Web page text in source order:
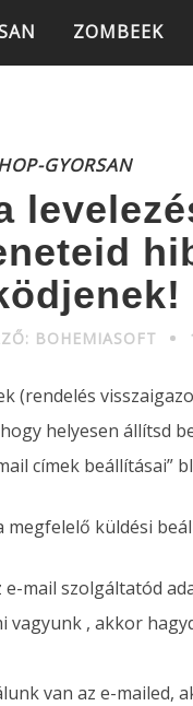
ZOMBEEK
GYORSAN
BOHEMIASOFT
(rendelés
helyesen állítsd
címek beállításai”
megfelelő küldési
mail szolgáltatód
vagyunk , akkor
van az e-mailed,